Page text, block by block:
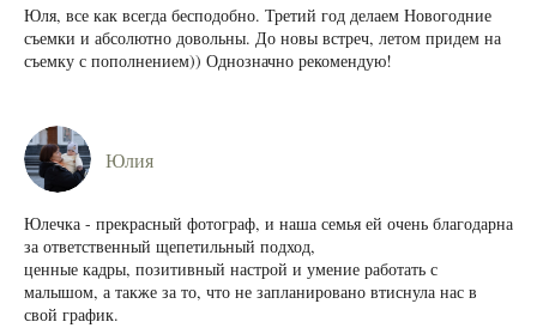
Юля, все как всегда бесподобно. Третий год делаем Новогодние
съемки и абсолютно довольны. До новы встреч, летом придем на
съемку с пополнением)) Однозначно рекомендую!
Юлия
Юлечка - прекрасный фотограф, и наша семья ей очень благодарна
за ответственный щепетильный подход,
ценные кадры, позитивный настрой и умение работать с
малышом, а также за то, что не запланировано втиснула нас в
свой график.